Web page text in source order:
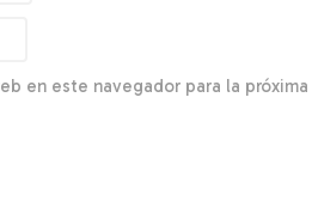
en este navegador para la